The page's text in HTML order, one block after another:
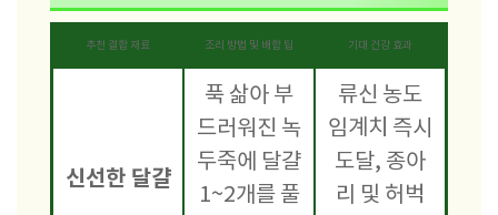
추천 결합 재료 조리 방법 및 배합 팁 기대 건강 효과
신선한 달걀
푹 삶아 부
드러워진 녹
두죽에 달걀
1~2개를 풀
류신 농도
임계치 즉시
도달, 종아
리 및 허벅